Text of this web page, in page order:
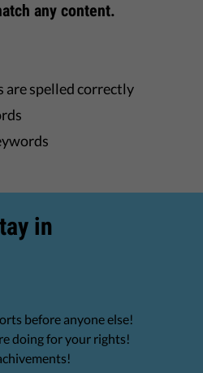
any content.
are spelled correctly
in
before anyone else!
doing for your rights!